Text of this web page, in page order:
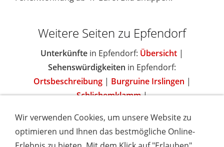
Weitere Seiten zu Epfendorf
Unterkünfte in Epfendorf: Übersicht |
Sehenswürdigkeiten in Epfendorf:
Ortsbeschreibung| Burgruine Irslingen |
Schlichemklamm|
Wir verwenden Cookies, um unsere Website zu
optimieren und Ihnen das bestmögliche Online-